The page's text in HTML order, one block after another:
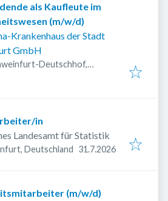
als Kaufleute im
(m/w/d)
Krankenhaus der Stadt
GmbH
Deutschhof,
in
Landesamt für Statistik
Deutschland Veröffentlicht:
31.7.2026
(m/w/d)